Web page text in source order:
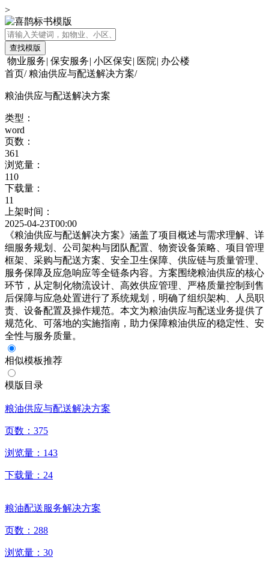
>
查找模版
物业服务| 保安服务| 小区保安| 医院| 办公楼
首页/ 粮油供应与配送解决方案/
粮油供应与配送解决方案
类型：
word
页数：
361
浏览量：
110
下载量：
11
上架时间：
2025-04-23T00:00
《粮油供应与配送解决方案》涵盖了项目概述与需求理解、详
细服务规划、公司架构与团队配置、物资设备策略、项目管理
框架、采购与配送方案、安全卫生保障、供应链与质量管理、
服务保障及应急响应等全链条内容。方案围绕粮油供应的核心
环节，从定制化物流设计、高效供应管理、严格质量控制到售
后保障与应急处置进行了系统规划，明确了组织架构、人员职
责、设备配置及操作规范。本文为粮油供应与配送业务提供了
规范化、可落地的实施指南，助力保障粮油供应的稳定性、安
全性与服务质量。
相似模板推荐
模版目录
粮油供应与配送解决方案
页数： 375
浏览量： 143
下载量： 24
粮油配送服务解决方案
页数： 288
浏览量： 30